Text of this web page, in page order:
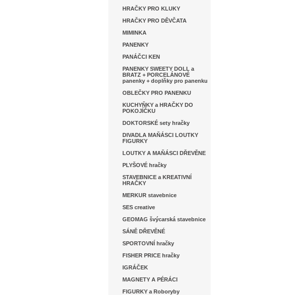
HRAČKY PRO KLUKY
HRAČKY PRO DĚVČATA
MIMINKA
PANENKY
PANÁČCI KEN
PANENKY SWEETY DOLL a
BRATZ + PORCELÁNOVÉ
panenky + doplňky pro panenku
OBLEČKY PRO PANENKU
KUCHYŇKY a HRAČKY DO
POKOJÍČKU
DOKTORSKÉ sety hračky
DIVADLA MAŇÁSCI LOUTKY
FIGURKY
LOUTKY A MAŇÁSCI DŘEVĚNE
PLYŠOVÉ hračky
STAVEBNICE a KREATIVNÍ
HRAČKY
MERKUR stavebnice
SES creative
GEOMAG švýcarská stavebnice
SÁNĚ DŘEVĚNÉ
SPORTOVNÍ hračky
FISHER PRICE hračky
IGRÁČEK
MAGNETY A PÉRÁCI
FIGURKY a Roboryby